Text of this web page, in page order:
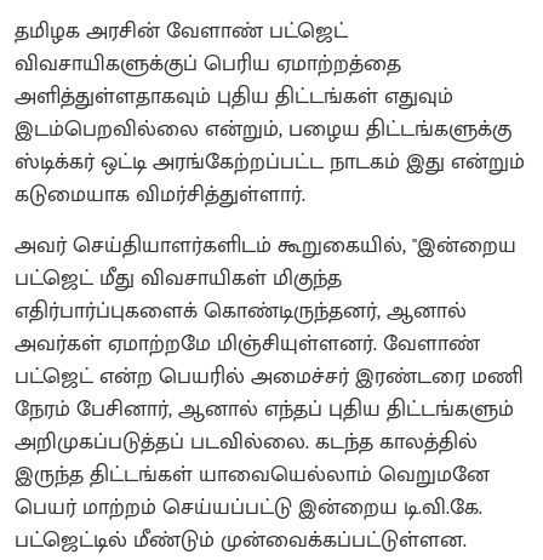
தமிழக அரசின் வேளாண் பட்ஜெட்
விவசாயிகளுக்குப் பெரிய ஏமாற்றத்தை
அளித்துள்ளதாகவும் புதிய திட்டங்கள் எதுவும்
இடம்பெறவில்லை என்றும், பழைய திட்டங்களுக்கு
ஸ்டிக்கர் ஒட்டி அரங்கேற்றப்பட்ட நாடகம் இது என்றும்
கடுமையாக விமர்சித்துள்ளார்.
அவர் செய்தியாளர்களிடம் கூறுகையில், "இன்றைய
பட்ஜெட் மீது விவசாயிகள் மிகுந்த
எதிர்பார்ப்புகளைக் கொண்டிருந்தனர், ஆனால்
அவர்கள் ஏமாற்றமே மிஞ்சியுள்ளனர். வேளாண்
பட்ஜெட் என்ற பெயரில் அமைச்சர் இரண்டரை மணி
நேரம் பேசினார், ஆனால் எந்தப் புதிய திட்டங்களும்
அறிமுகப்படுத்தப் படவில்லை. கடந்த காலத்தில்
இருந்த திட்டங்கள் யாவையெல்லாம் வெறுமனே
பெயர் மாற்றம் செய்யப்பட்டு இன்றைய டி.வி.கே.
பட்ஜெட்டில் மீண்டும் முன்வைக்கப்பட்டுள்ளன.